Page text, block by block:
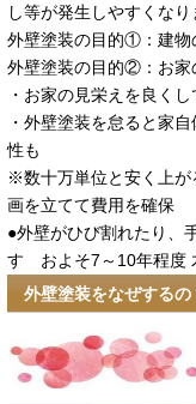
し等が発生しやすくなり
外壁塗装の目的①：建物
外壁塗装の目的②：お家
・お家の見栄えを良く
・外壁塗装を怠ると家
性も
※数十万単位と安く上が
画を立てて費用を確保
●外壁がひび割れたり、
す およそ7～10年程度
外壁塗装をなぜするの